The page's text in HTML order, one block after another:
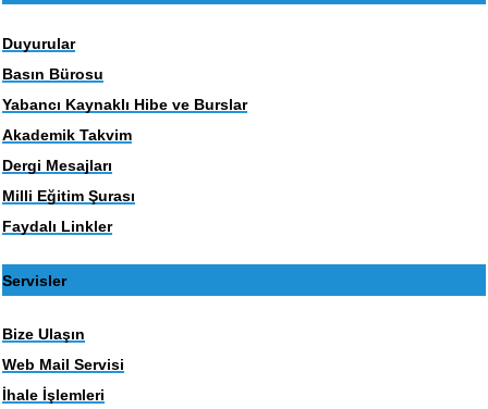
Duyurular
Basın Bürosu
Yabancı Kaynaklı Hibe ve Burslar
Akademik Takvim
Dergi Mesajları
Milli Eğitim Şurası
Faydalı Linkler
Servisler
Bize Ulaşın
Web Mail Servisi
İhale İşlemleri